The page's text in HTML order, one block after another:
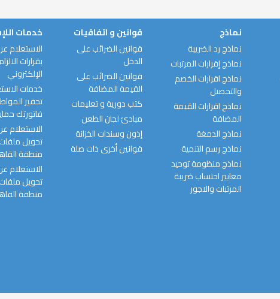
نماذج
نماذج رد الضريبة
نماذج إقرارات المرتبات
نماذج اقرارات الخصم
والتحصيل
نماذج اقرارات القيمة
المضافة
نماذج الدمغة
نماذج رسم التنمية
نماذج منظومة توحيد
معايير احتساب ضريبة
المرتبات والاجور
قوانين و اتفاقيات
قوانين الضرائب على
الدخل
قوانين الضرائب على
القيمة المضافة
كتب دورية و تعليمات
مبادئ لجان الطعن
إذون وسندات الخزانة
قوانين أخرى ذات صلة
خدمات
الاستعلام
بقرارات
الإلكتروني
خدمات
تحفيز
فاتورتك
الاستعلام
تحويل
منطقة
الاستعلام
تحويل
منطقة